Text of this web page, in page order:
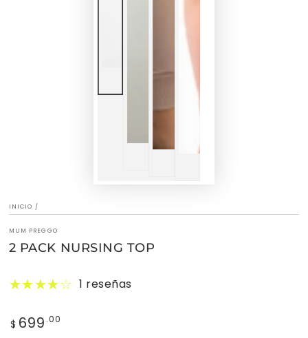
INICIO /
MUM PREGGO
2 PACK NURSING TOP
1 reseñas
Precio
regular
$ 699 .00